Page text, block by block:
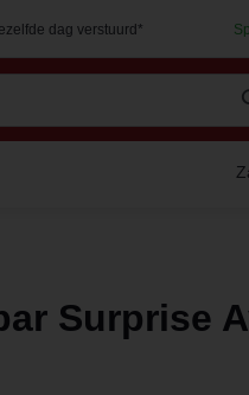
dag verstuurd*
Surprise